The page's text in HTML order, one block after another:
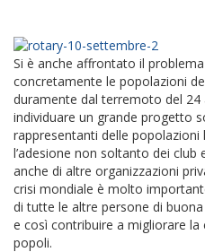
Si è anche affrontato il
concretamente le popolazioni
duramente dal terremoto del
individuare un grande progetto
rappresentanti delle popolazioni
l’adesione non soltanto dei
anche di altre organizzazioni
crisi mondiale è molto
di tutte le altre persone di
e così contribuire a migliorare la
popoli.